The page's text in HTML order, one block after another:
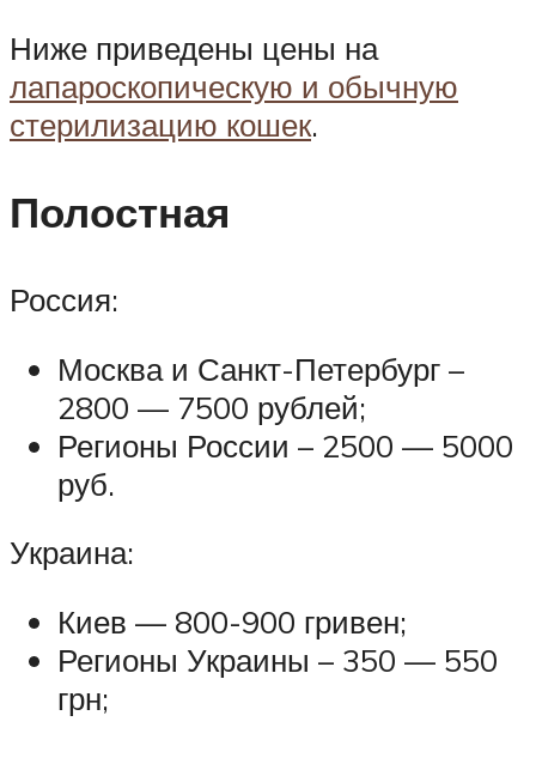
Ниже приведены цены на
лапароскопическую и обычную
стерилизацию кошек.
Полостная
Россия:
Москва и Санкт-Петербург –
2800 — 7500 рублей;
Регионы России – 2500 — 5000
руб.
Украина:
Киев — 800-900 гривен;
Регионы Украины – 350 — 550
грн;